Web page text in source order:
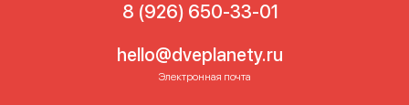
8 (926) 650-33-01
hello@dveplanety.ru
Электронная почта